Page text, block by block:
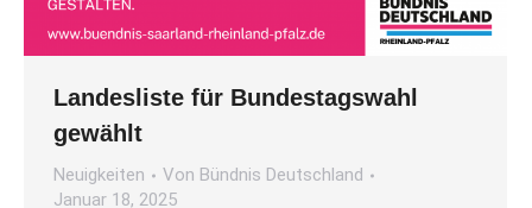
Landesliste für Bundestagswahl
gewählt
Neuigkeiten Von Bündnis Deutschland
Januar 18, 2025